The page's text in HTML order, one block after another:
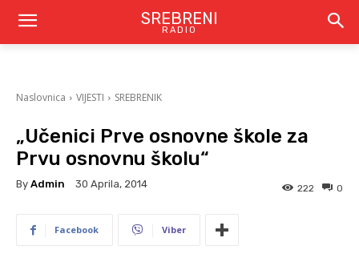
SREBRENI
RADIO
Naslovnica VIJESTI SREBRENIK
„Učenici Prve osnovne škole za
Prvu osnovnu školu“
By Admin 30 Aprila, 2014 0
222
Facebook Viber